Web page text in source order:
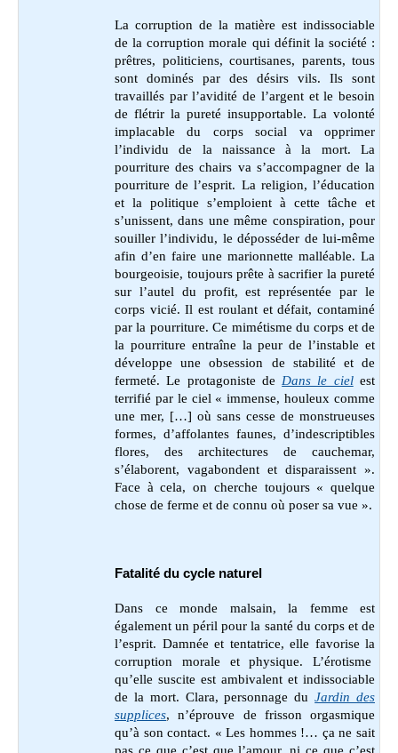
La corruption de la matière est indissociable
de la corruption morale qui définit la société :
prêtres, politiciens, courtisanes, parents, tous
sont dominés par des désirs vils. Ils sont
travaillés par l’avidité de l’argent et le besoin
de flétrir la pureté insupportable. La volonté
implacable du corps social va opprimer
l’individu de la naissance à la mort. La
pourriture des chairs va s’accompagner de la
pourriture de l’esprit. La religion, l’éducation
et la politique s’emploient à cette tâche et
s’unissent, dans une même conspiration, pour
souiller l’individu, le déposséder de lui-même
afin d’en faire une marionnette malléable. La
bourgeoisie, toujours prête à sacrifier la pureté
sur l’autel du profit, est représentée par le
corps vicié. Il est roulant et défait, contaminé
par la pourriture. Ce mimétisme du corps et de
la pourriture entraîne la peur de l’instable et
développe une obsession de stabilité et de
fermeté. Le protagoniste de Dans le cielest
terrifié par le ciel « immense, houleux comme
une mer, […] où sans cesse de monstrueuses
formes, d’affolantes faunes, d’indescriptibles
flores, des architectures de cauchemar,
s’élaborent, vagabondent et disparaissent ».
Face à cela, on cherche toujours « quelque
chose de ferme et de connu où poser sa vue ».
Fatalité du cycle naturel
Dans ce monde malsain, la femme est
également un péril pour la santé du corps et de
l’esprit. Damnée et tentatrice, elle favorise la
corruption morale et physique. L’érotisme
qu’elle suscite est ambivalent et indissociable
de la mort. Clara, personnage duJardin des
supplices, n’éprouve de frisson orgasmique
qu’à son contact. « Les hommes !… ça ne sait
pas ce que c’est que l’amour, ni ce que c’est